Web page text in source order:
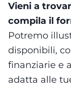
Vieni a
compila il
Potremo
disponibili,
finanziarie e
adatta alle